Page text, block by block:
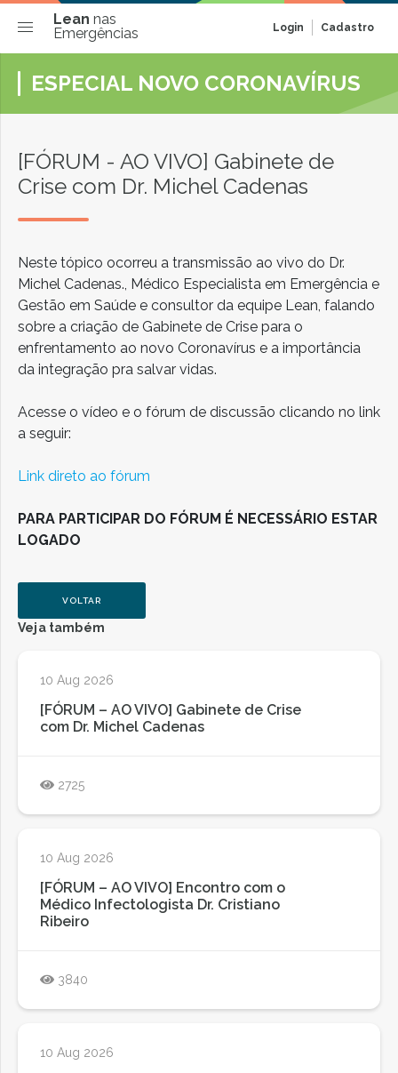
Lean nas
Emergências
Login Cadastro
ESPECIAL NOVO CORONAVÍRUS
[FÓRUM - AO VIVO] Gabinete de
Crise com Dr. Michel Cadenas
Neste tópico ocorreu a transmissão ao vivo do Dr.
Michel Cadenas., Médico Especialista em Emergência e
Gestão em Saúde e consultor da equipe Lean, falando
sobre a criação de Gabinete de Crise para o
enfrentamento ao novo Coronavírus e a importância
da integração pra salvar vidas.
Acesse o vídeo e o fórum de discussão clicando no link
a seguir:
Link direto ao fórum
PARA PARTICIPAR DO FÓRUM É NECESSÁRIO ESTAR
LOGADO
VOLTAR
Veja também
10 Aug 2026
[FÓRUM – AO VIVO] Gabinete de Crise
com Dr. Michel Cadenas
2725
10 Aug 2026
[FÓRUM – AO VIVO] Encontro com o
Médico Infectologista Dr. Cristiano
Ribeiro
3840
10 Aug 2026